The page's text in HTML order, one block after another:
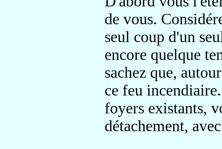
de vous.
seul coup d'un
encore quelque
sachez que,
ce feu
foyers existants,
détachement,